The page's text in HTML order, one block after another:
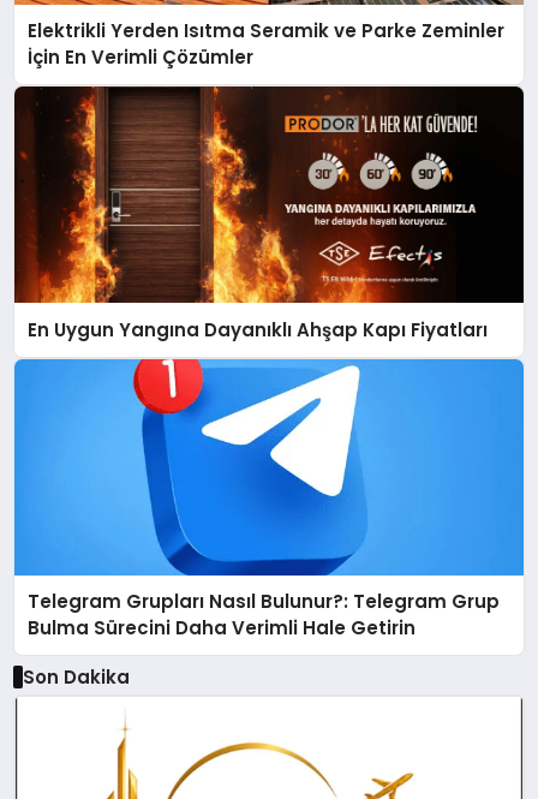
Elektrikli Yerden Isıtma Seramik ve Parke Zeminler
İçin En Verimli Çözümler
En Uygun Yangına Dayanıklı Ahşap Kapı Fiyatları
Telegram Grupları Nasıl Bulunur?: Telegram Grup
Bulma Sürecini Daha Verimli Hale Getirin
Son Dakika